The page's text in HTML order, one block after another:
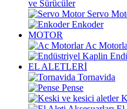
ve Sürücüler
Servo
Enkoder
MOTOR
Ac
EL ALETLERİ
Tornavida
Pense